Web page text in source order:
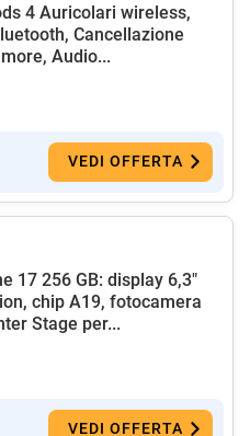
4 Auricolari wireless,
Cancellazione
Audio...
VEDI OFFERTA
17 256 GB: display 6,3"
chip A19, fotocamera
Stage per...
VEDI OFFERTA